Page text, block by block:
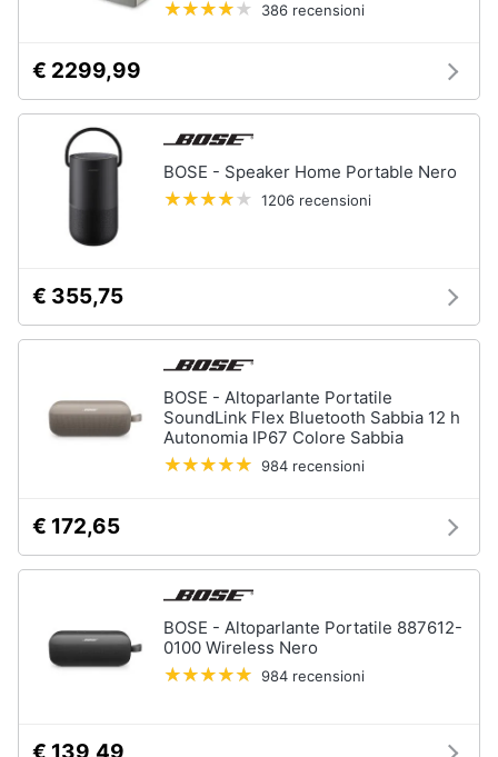
e
ricorrenze
Promozioni
clienti
386 recensioni
€ 2299,99
BOSE - Speaker Home Portable Nero
1206 recensioni
€ 355,75
BOSE - Altoparlante Portatile
SoundLink Flex Bluetooth Sabbia 12 h
Autonomia IP67 Colore Sabbia
984 recensioni
€ 172,65
BOSE - Altoparlante Portatile 887612-
0100 Wireless Nero
984 recensioni